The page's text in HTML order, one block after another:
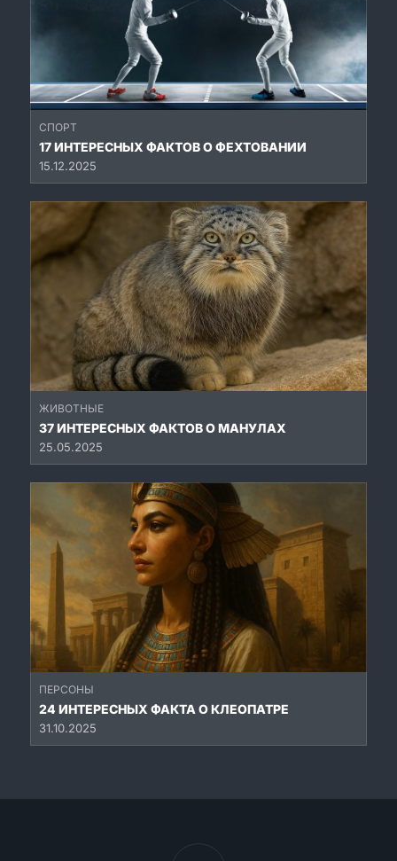
СПОРТ
17 ИНТЕРЕСНЫХ ФАКТОВ О ФЕХТОВАНИИ
15.12.2025
ЖИВОТНЫЕ
37 ИНТЕРЕСНЫХ ФАКТОВ О МАНУЛАХ
25.05.2025
ПЕРСОНЫ
24 ИНТЕРЕСНЫХ ФАКТА О КЛЕОПАТРЕ
31.10.2025